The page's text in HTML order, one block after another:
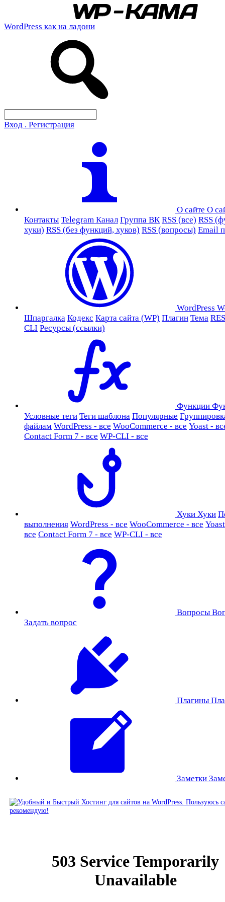
WordPress как на ладони
Вход . Регистрация
О сайте О
Контакты Telegram Канал Группа ВК RSS (все) RSS
хуки) RSS (без функций, хуков) RSS (вопросы) Email
WordPress
Шпаргалка Кодекс Карта сайта (WP) Плагин Тема
CLI Ресурсы (ссылки)
Функции
Условные теги Теги шаблона Популярные
файлам WordPress - все WooCommerce - все Yoast -
Contact Form 7 - все WP-CLI - все
Хуки Хуки
выполнения WordPress - все WooCommerce - все
все Contact Form 7 - все WP-CLI - все
Вопросы
Задать вопрос
Плагины
Заметки